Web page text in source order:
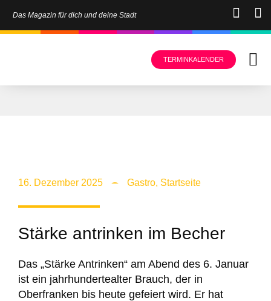
Das Magazin für dich und deine Stadt
TERMINKALENDER
16. Dezember 2025 Gastro, Startseite
Stärke antrinken im Becher
Das „Stärke Antrinken“ am Abend des 6. Januar
ist ein jahrhundertealter Brauch, der in
Oberfranken bis heute gefeiert wird. Er hat